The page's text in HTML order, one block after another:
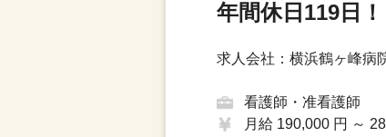
年間休日119日
求人会社：横浜鶴ヶ峰病
看護師・准看護師
月給 190,000 円 ～